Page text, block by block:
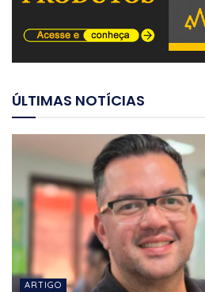
ÚLTIMAS NOTÍCIAS
ARTIGO